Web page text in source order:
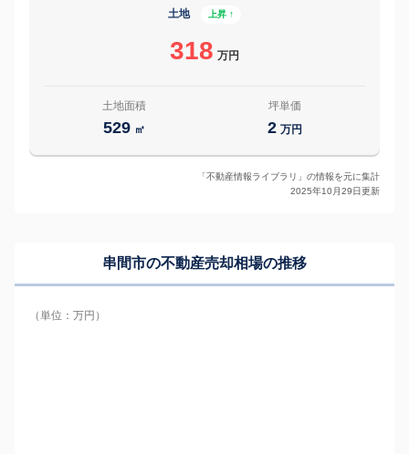
土地 上昇 ↑
318 万円
土地面積
529 ㎡
坪単価
2 万円
「不動産情報ライブラリ」の情報を元に集計
2025年10月29日更新
串間市の不動産売却相場の推移
（単位：万円）